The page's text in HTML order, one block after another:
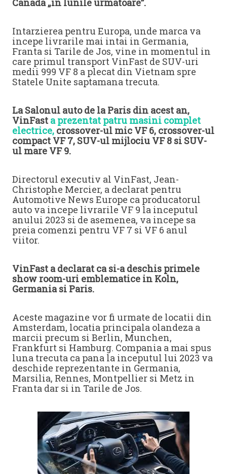
Canada „in lunile urmatoare”.
Intarzierea pentru Europa, unde marca va
incepe livrarile mai intai in Germania,
Franta si Tarile de Jos, vine in momentul in
care primul transport VinFast de SUV-uri
medii 999 VF 8 a plecat din Vietnam spre
Statele Unite saptamana trecuta.
La Salonul auto de la Paris din acest an,
VinFast a prezentat patru masini complet
electrice, crossover-ul mic VF 6, crossover-ul
compact VF 7, SUV-ul mijlociu VF 8 si SUV-
ul mare VF 9.
Directorul executiv al VinFast, Jean-
Christophe Mercier, a declarat pentru
Automotive News Europe ca producatorul
auto va incepe livrarile VF 9 la inceputul
anului 2023 si de asemenea, va incepe sa
preia comenzi pentru VF 7 si VF 6 anul
viitor.
VinFast a declarat ca si-a deschis primele
show room-uri emblematice in Koln,
Germania si Paris.
Aceste magazine vor fi urmate de locatii din
Amsterdam, locatia principala olandeza a
marcii precum si Berlin, Munchen,
Frankfurt si Hamburg. Compania a mai spus
luna trecuta ca pana la inceputul lui 2023 va
deschide reprezentante in Germania,
Marsilia, Rennes, Montpellier si Metz in
Franta dar si in Tarile de Jos.